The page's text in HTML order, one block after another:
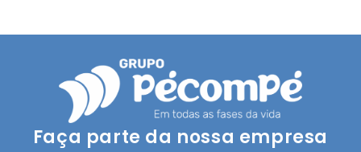
Faça parte da nossa empresa